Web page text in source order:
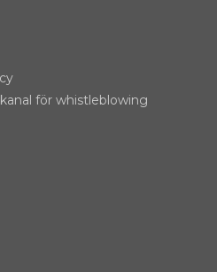
för whistleblowing